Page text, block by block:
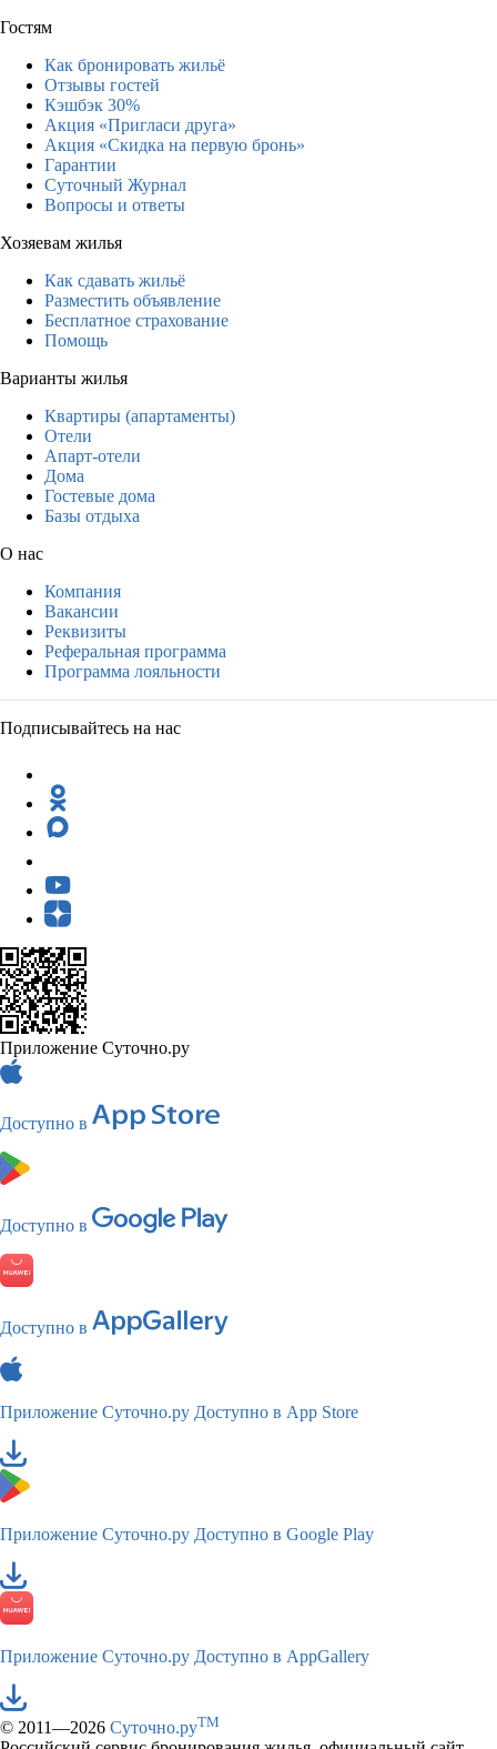
Гостям
Как бронировать жильё
Отзывы гостей
Кэшбэк 30%
Акция «Пригласи друга»
Акция «Скидка на первую бронь»
Гарантии
Суточный Журнал
Вопросы и ответы
Хозяевам жилья
Как сдавать жильё
Разместить объявление
Бесплатное страхование
Помощь
Варианты жилья
Квартиры (апартаменты)
Отели
Апарт-отели
Дома
Гостевые дома
Базы отдыха
О нас
Компания
Вакансии
Реквизиты
Реферальная программа
Программа лояльности
Подписывайтесь на нас
Приложение Суточно.ру
Доступно в
Доступно в
Доступно в
Приложение Суточно.ру Доступно в App Store
Приложение Суточно.ру Доступно в Google Play
Приложение Суточно.ру Доступно в AppGallery
© 2011—2026 Суточно.руTM